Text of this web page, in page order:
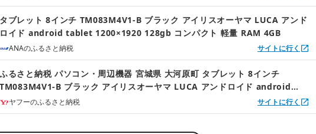
ANAのふるさと納税
タブレット 8インチ TM083M4V1-B ブラック アイリスオーヤマ LUCA アンド
ロイド android tablet 1200×1920 128gb コンパクト 軽量 RAM 4GB
サイトに行く
ヤフーのふるさと納税
ふるさと納税 パソコン・周辺機器 宮城県 大河原町 タブレット 8インチ
TM083M4V1-B ブラック アイリスオーヤマ LUCA アンドロイド android
tablet 1200×1920…
サイトに行く